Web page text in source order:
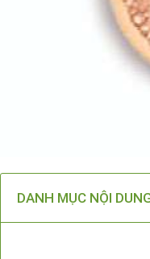
DANH MỤC NỘI